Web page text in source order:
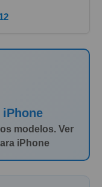
iPhone
modelos. Ver
iPhone